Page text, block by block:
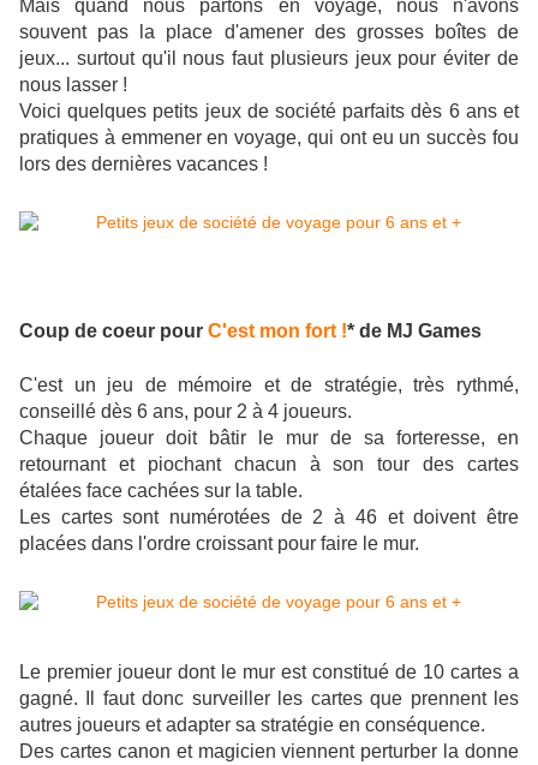
Mais quand nous partons en voyage, nous n'avons
souvent pas la place d'amener des grosses boîtes de
jeux... surtout qu'il nous faut plusieurs jeux pour éviter de
nous lasser !
Voici quelques petits jeux de société parfaits dès 6 ans et
pratiques à emmener en voyage, qui ont eu un succès fou
lors des dernières vacances !
Coup de coeur pour C'est mon fort !* de MJ Games
C'est un jeu de mémoire et de stratégie, très rythmé,
conseillé dès 6 ans, pour 2 à 4 joueurs.
Chaque joueur doit bâtir le mur de sa forteresse, en
retournant et piochant chacun à son tour des cartes
étalées face cachées sur la table.
Les cartes sont numérotées de 2 à 46 et doivent être
placées dans l'ordre croissant pour faire le mur.
Le premier joueur dont le mur est constitué de 10 cartes a
gagné. Il faut donc surveiller les cartes que prennent les
autres joueurs et adapter sa stratégie en conséquence.
Des cartes canon et magicien viennent perturber la donne